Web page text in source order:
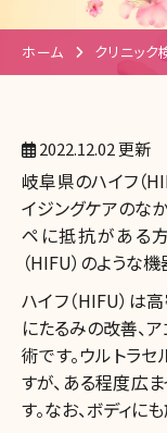
ホーム クリニック
2022.12.02 更新
岐阜県のハイフ（
イジングケアのな
ペに抵抗がある
（HIFU）のような
ハイフ（HIFU）は
にたるみの改善、
術です。ウルトラ
すが、ある程度広
す。なお、ボディに